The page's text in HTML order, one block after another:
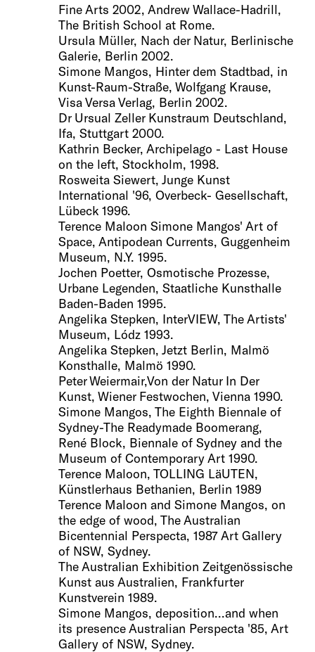
Fine Arts 2002, Andrew Wallace-Hadrill,
The British School at Rome.
Ursula Müller, Nach der Natur, Berlinische
Galerie, Berlin 2002.
Simone Mangos, Hinter dem Stadtbad, in
Kunst-Raum-Straße, Wolfgang Krause,
Visa Versa Verlag, Berlin 2002.
Dr Ursual Zeller Kunstraum Deutschland,
Ifa, Stuttgart 2000.
Kathrin Becker, Archipelago - Last House
on the left, Stockholm, 1998.
Rosweita Siewert, Junge Kunst
International '96, Overbeck- Gesellschaft,
Lübeck 1996.
Terence Maloon Simone Mangos' Art of
Space, Antipodean Currents, Guggenheim
Museum, N.Y. 1995.
Jochen Poetter, Osmotische Prozesse,
Urbane Legenden, Staatliche Kunsthalle
Baden-Baden 1995.
Angelika Stepken, InterVIEW, The Artists'
Museum, Lódz 1993.
Angelika Stepken, Jetzt Berlin, Malmö
Konsthalle, Malmö 1990.
Peter Weiermair,Von der Natur In Der
Kunst, Wiener Festwochen, Vienna 1990.
Simone Mangos, The Eighth Biennale of
Sydney-The Readymade Boomerang,
René Block, Biennale of Sydney and the
Museum of Contemporary Art 1990.
Terence Maloon, TOLLING LäUTEN,
Künstlerhaus Bethanien, Berlin 1989
Terence Maloon and Simone Mangos, on
the edge of wood, The Australian
Bicentennial Perspecta, 1987 Art Gallery
of NSW, Sydney.
The Australian Exhibition Zeitgenössische
Kunst aus Australien, Frankfurter
Kunstverein 1989.
Simone Mangos, deposition...and when
its presence Australian Perspecta '85, Art
Gallery of NSW, Sydney.